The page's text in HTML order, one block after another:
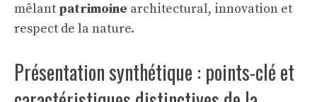
mêlant patrimoine architectural, innovation et
respect de la nature.
Présentation synthétique : points-clé et